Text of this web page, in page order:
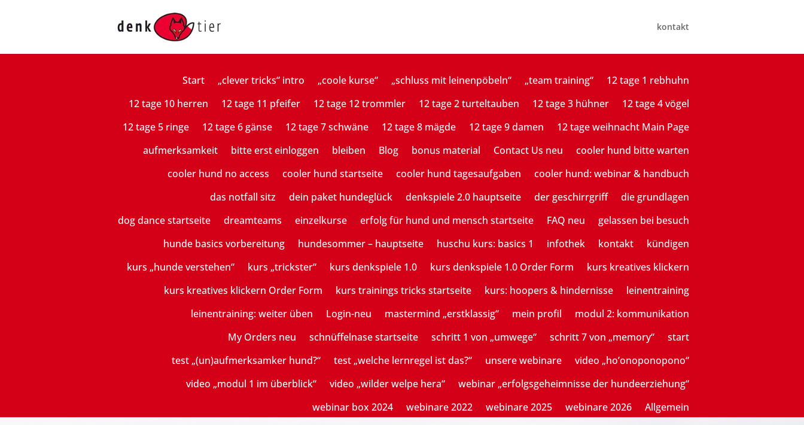
kontakt
Start „clever tricks“ intro „coole kurse“ „schluss mit leinenpöbeln“ „team training“
12 tage 1 rebhuhn
12 tage 10 herren
12 tage 11 pfeifer 12 tage 12 trommler 12 tage 2 turteltauben 12 tage 3 hühner
12 tage 4 vögel
12 tage 5 ringe
12 tage 6 gänse 12 tage 7 schwäne 12 tage 8 mägde 12 tage 9 damen
12 tage weihnacht Main Page
aufmerksamkeit
bitte erst einloggen bleiben Blog bonus material Contact Us neu
cooler hund bitte warten
cooler hund no access
cooler hund startseite cooler hund tagesaufgaben
cooler hund: webinar & handbuch
das notfall sitz
dein paket hundeglück denkspiele 2.0 hauptseite der geschirrgriff
die grundlagen
dog dance startseite
dreamteams einzelkurse erfolg für hund und mensch startseite FAQ neu
gelassen bei besuch
hunde basics vorbereitung
hundesommer – hauptseite huschu kurs: basics 1 infothek kontakt
kündigen
kurs „hunde verstehen“
kurs „trickster“ kurs denkspiele 1.0 kurs denkspiele 1.0 Order Form
kurs kreatives klickern
kurs kreatives klickern Order Form
kurs trainings tricks startseite kurs: hoopers & hindernisse
leinentraining
leinentraining: weiter üben
Login-neu mastermind „erstklassig“ mein profil
modul 2: kommunikation
My Orders neu
schnüffelnase startseite schritt 1 von „umwege“ schritt 7 von „memory“
start
test „(un)aufmerksamker hund?“
test „welche lernregel ist das?“ unsere webinare
video „ho’onoponopono“
video „modul 1 im überblick“
video „wilder welpe hera“
webinar „erfolgsgeheimnisse der hundeerziehung“
webinar box 2024
webinare 2022 webinare 2025 webinare 2026 Allgemein